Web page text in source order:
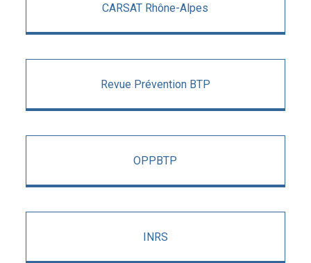
CARSAT Rhône-Alpes
Revue Prévention BTP
OPPBTP
INRS